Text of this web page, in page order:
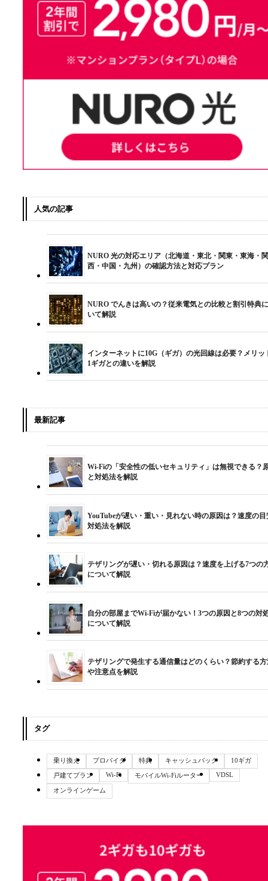
人気の記事
NURO 光の対応エリア（北海道・東北・関東・東海・
西・中国・九州）の確認方法と対応プラン
NURO でんきは高いの？従来電気との比較と割引特典
いて解説
インターネットに10G（ギガ）の光回線は必要？メリッ
1ギガとの違いを解説
最新記事
Wi-Fiの「安全性の低いセキュリティ」は無視できる？
と対処法を解説
YouTubeが遅い・重い・見れない時の原因は？速度の目
対処法を解説
テザリングが遅い・切れる原因は？速度を上げる7つの
について解説
自分の部屋までWi-Fiが届かない！3つの原因と8つの対
について解説
テザリングで発生する通信量はどのくらい？節約する
や注意点を解説
タグ
乗り換え プロバイダ 特典 キャッシュバック 10ギガ
戸建てプラン Wi-Fi モバイルWi-Fiルーター VDSL
オンラインゲーム